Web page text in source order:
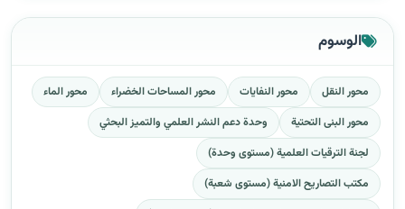
الوسوم
محور النقل محور النفايات محور المساحات الخضراء
محور الماء
محور البنى التحتية
وحدة دعم النشر العلمي والتميز البحثي
لجنة الترقيات العلمية (مستوى وحدة)
مكتب التصاريح الامنية (مستوى شعبة)